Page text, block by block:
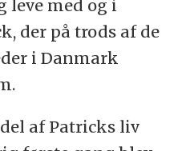
leve med og i
der på trods af de
i Danmark
af Patricks liv